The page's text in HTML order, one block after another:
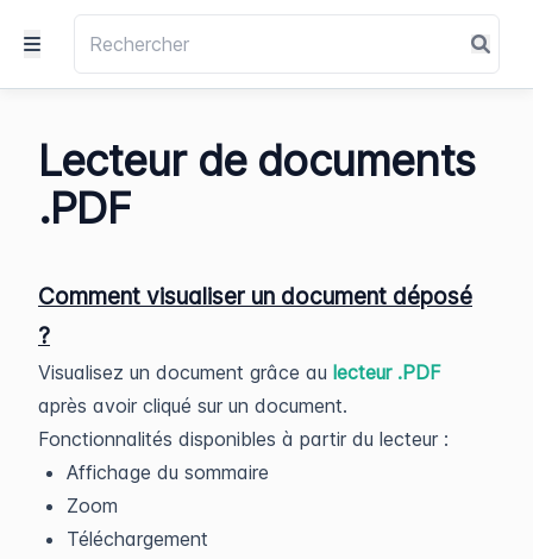
Lecteur de documents
.PDF
Comment visualiser un document déposé
?
Visualisez un document grâce au lecteur .PDF
après avoir cliqué sur un document.
Fonctionnalités disponibles à partir du lecteur :
Affichage du sommaire
Zoom
Téléchargement